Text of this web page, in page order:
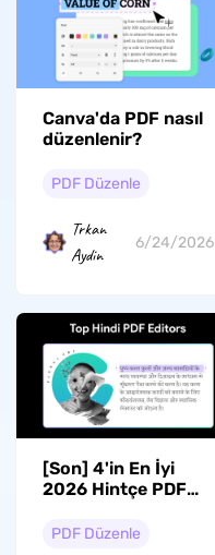
Canva'da PDF nasıl
düzenlenir?
PDF Düzenle
Trkan
Aydin
6/24/2026
[Son] 4'in En İyi
2026 Hintçe PDF
PDF Düzenle